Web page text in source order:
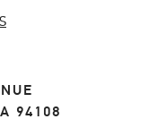
94108